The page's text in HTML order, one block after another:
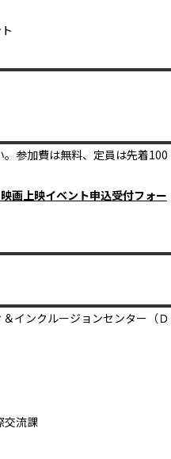
参加費は無料、定員は先着100
画上映イベント申込受付フォー
インクルージョンセンター（Ｄ
交流課